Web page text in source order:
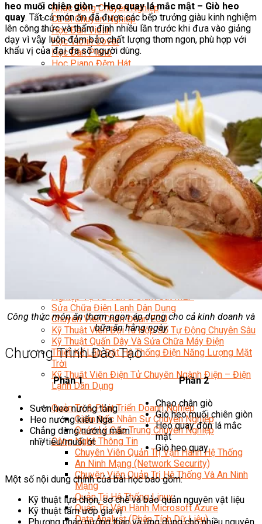
Nhạc Công Chuyên Nghiệp
Ca Sĩ Chuyên Nghiệp
Học Đàn Violin
Học Violin Cover
Học Đàn Piano
Học Piano Đệm Hát
Học Piano Trẻ Em
Học Đàn Guitar
Học Guitar Đệm Hát
Học Electric Guitar (Guitar Điện)
Học Electric Guitar Cover
Học Keyboard
Học Đánh Trống Jazz
Học Thanh Nhạc
Học Thanh Nhạc Trẻ Em
Học Hát Hay Như Thần Tượng
Học K-POP Dance
Học Nhảy Hiện Đại
Chuyên Đề Tiktok Dance
Kỹ Thuật – Công Nghệ
Kỹ Thuật Viên Điện – Nước – Điện Lạnh Dân Dụng
Kỹ Thuật Viên Điện Lạnh Ô Tô
Kỹ Thuật Viên Điện – Điện Tử Ô Tô Cơ Bản
Kỹ Thuật Viên Điện Lạnh Dân Dụng
Kỹ Thuật Viên Điện Dân Dụng
Kỹ Thuật Viên Điện Công Nghiệp
Nghiệp Vụ Tư Vấn & Giám Sát MEP
Sửa Chữa Điện Lạnh Dân Dụng
Chuyên Viên Chẩn Đoán ECU
Kỹ Thuật Viên Đại Tu Hộp Số Tự Động Chuyên Sâu
Kỹ Thuật Quấn Dây Và Sửa Chữa Máy Điện
Thiết Kế Lắp Đặt Hệ Thống Điện Năng Lượng Mặt
Trời
Kỹ Thuật Viên Điện Tử Chuyên Ngành Điện – Điện
Lạnh Dân Dụng
Quản Trị & Phát Triển Doanh Nghiệp
Giám Đốc Nhân Sự Chuyên Nghiệp
Quản Lý Cấp Trung Chuyên Nghiệp
Công Nghệ Thông Tin
Chuyên Viên Quản Trị Vận Hành Hệ Thống
An Ninh Mạng (Network Security)
Chuyên Viên Quản Trị Hệ Thống Và An Ninh
Mạng
Quản Trị Hệ Thống Linux
Quản Trị Vận Hành Microsoft Azure
Data Analyst (Phân Tích Dữ Liệu)
heo muối chiên giòn – Heo quay lá mắc mật – Giò heo
quay. Tất cả món ăn đã được các bếp trưởng giàu kinh nghiệm
lên công thức và thẩm định nhiều lần trước khi đưa vào giảng
dạy vì vậy luôn đảm bảo chất lượng thơm ngon, phù hợp với
khẩu vị của đại đa số người dùng.
Công thức món ăn thơm ngon áp dụng cho cả kinh doanh và
bữa ăn hằng ngày
Chương Trình Đào Tạo
Phần 1 Phần 2
Sườn heo nướng tảng
Heo nướng kiểu Nga
Chẳng dừng nướng mắm
nhĩ/tiêu/muối ớt
Chạo chân giò
Giò heo muối chiên giòn
Heo quay đòn lá mắc
mật
Giò heo quay
Một số nội dung chính của bài học bao gồm:
Kỹ thuật lựa chọn, sơ chế và bảo quản nguyên vật liệu
Kỹ thuật tẩm ướp gia vị
Phương pháp nướng than và ứng dụng cho nhiều nguyên